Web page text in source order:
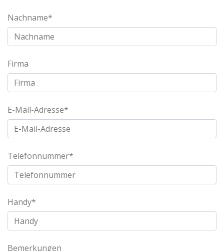
Nachname*
Firma
E-Mail-Adresse*
Telefonnummer*
Handy*
Bemerkungen